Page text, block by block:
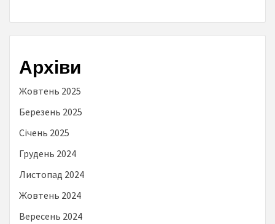
Архіви
Жовтень 2025
Березень 2025
Січень 2025
Грудень 2024
Листопад 2024
Жовтень 2024
Вересень 2024